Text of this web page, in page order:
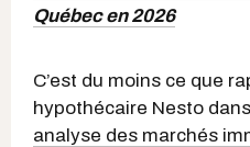
Québec en 2026
C’est du moins ce que
hypothécaire Nesto
analyse des marchés